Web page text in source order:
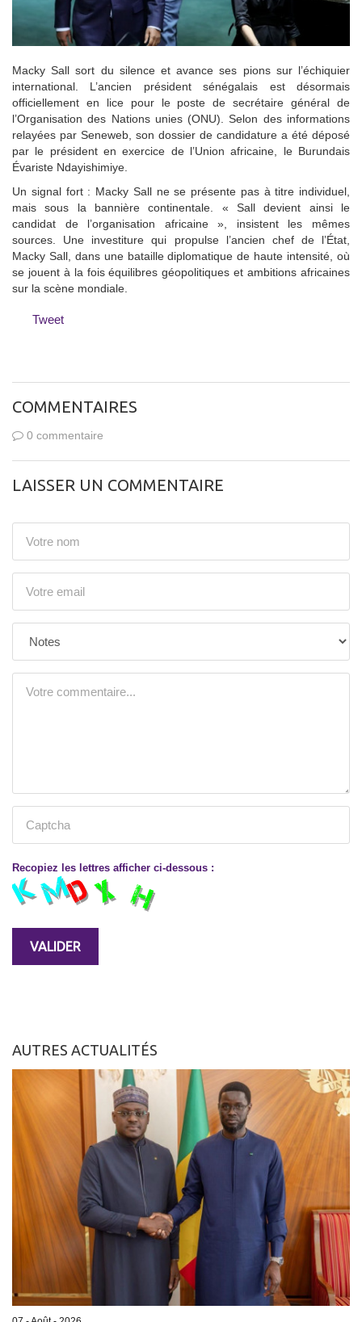
Macky Sall sort du silence et avance ses pions sur l’échiquier
international. L’ancien président sénégalais est désormais
officiellement en lice pour le poste de secrétaire général de
l’Organisation des Nations unies (ONU). Selon des informations
relayées par Seneweb, son dossier de candidature a été déposé
par le président en exercice de l’Union africaine, le Burundais
Évariste Ndayishimiye.
Un signal fort : Macky Sall ne se présente pas à titre individuel,
mais sous la bannière continentale. « Sall devient ainsi le
candidat de l’organisation africaine », insistent les mêmes
sources. Une investiture qui propulse l’ancien chef de l’État,
Macky Sall, dans une bataille diplomatique de haute intensité, où
se jouent à la fois équilibres géopolitiques et ambitions africaines
sur la scène mondiale.
Tweet
COMMENTAIRES
0 commentaire
LAISSER UN COMMENTAIRE
Recopiez les lettres afficher ci-dessous :
AUTRES ACTUALITÉS